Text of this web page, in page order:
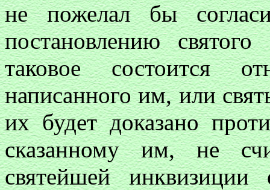
не пожелал бы
постановлению святого
таковое состоится
написанного им, или
их будет доказано
сказанному им, не
святейшей